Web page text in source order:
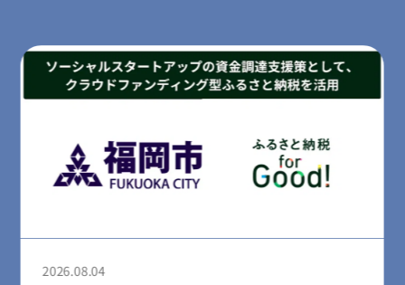
2026.08.04